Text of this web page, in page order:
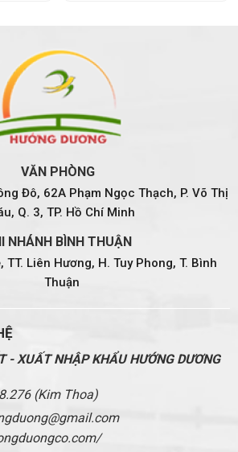
VĂN PHÒNG
Đô, 62A Phạm Ngọc Thạch, P. Võ Thị
Q. 3, TP. Hồ Chí Minh
NHÁNH BÌNH THUẬN
TT. Liên Hương, H. Tuy Phong, T. Bình
Thuận
- XUẤT NHẬP KHẨU HƯỚNG DƯƠNG
(Kim Thoa)